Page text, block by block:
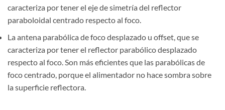
caracteriza por tener el eje de simetría del reflector
paraboloidal centrado respecto al foco.
La antena parabólica de foco desplazado u offset, que se
caracteriza por tener el reflector parabólico desplazado
respecto al foco. Son más eficientes que las parabólicas de
foco centrado, porque el alimentador no hace sombra sobre
la superficie reflectora.